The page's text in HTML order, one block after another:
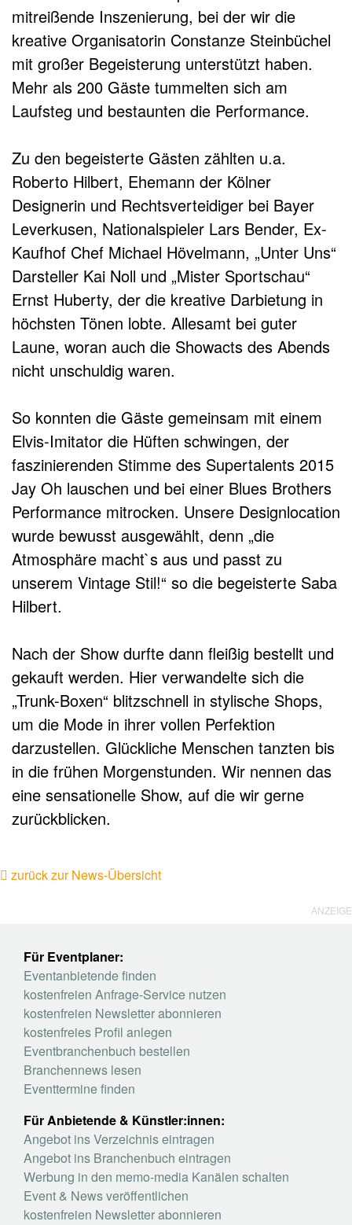
mitreißende Inszenierung, bei der wir die
kreative Organisatorin Constanze Steinbüchel
mit großer Begeisterung unterstützt haben.
Mehr als 200 Gäste tummelten sich am
Laufsteg und bestaunten die Performance.
Zu den begeisterte Gästen zählten u.a.
Roberto Hilbert, Ehemann der Kölner
Designerin und Rechtsverteidiger bei Bayer
Leverkusen, Nationalspieler Lars Bender, Ex-
Kaufhof Chef Michael Hövelmann, „Unter Uns“
Darsteller Kai Noll und „Mister Sportschau“
Ernst Huberty, der die kreative Darbietung in
höchsten Tönen lobte. Allesamt bei guter
Laune, woran auch die Showacts des Abends
nicht unschuldig waren.
So konnten die Gäste gemeinsam mit einem
Elvis-Imitator die Hüften schwingen, der
faszinierenden Stimme des Supertalents 2015
Jay Oh lauschen und bei einer Blues Brothers
Performance mitrocken. Unsere Designlocation
wurde bewusst ausgewählt, denn „die
Atmosphäre macht`s aus und passt zu
unserem Vintage Stil!“ so die begeisterte Saba
Hilbert.
Nach der Show durfte dann fleißig bestellt und
gekauft werden. Hier verwandelte sich die
„Trunk-Boxen“ blitzschnell in stylische Shops,
um die Mode in ihrer vollen Perfektion
darzustellen. Glückliche Menschen tanzten bis
in die frühen Morgenstunden. Wir nennen das
eine sensationelle Show, auf die wir gerne
zurückblicken.
zurück zur News-Übersicht
ANZEIGE
Für Eventplaner:
Eventanbietende finden
kostenfreien Anfrage-Service nutzen
kostenfreien Newsletter abonnieren
kostenfreies Profil anlegen
Eventbranchenbuch bestellen
Branchennews lesen
Eventtermine finden
Für Anbietende & Künstler:innen:
Angebot ins Verzeichnis eintragen
Angebot ins Branchenbuch eintragen
Werbung in den memo-media Kanälen schalten
Event & News veröffentlichen
kostenfreien Newsletter abonnieren